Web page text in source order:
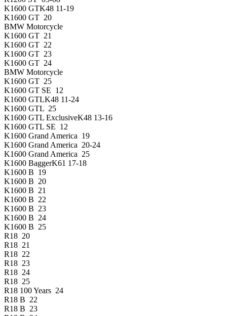
K1600 GTK48 11-19
K1600 GT 20
BMW Motorcycle
K1600 GT 21
K1600 GT 22
K1600 GT 23
K1600 GT 24
BMW Motorcycle
K1600 GT 25
K1600 GT SE 12
K1600 GTLK48 11-24
K1600 GTL 25
K1600 GTL ExclusiveK48 13-16
K1600 GTL SE 12
K1600 Grand America 19
K1600 Grand America 20-24
K1600 Grand America 25
K1600 BaggerK61 17-18
K1600 B 19
K1600 B 20
K1600 B 21
K1600 B 22
K1600 B 23
K1600 B 24
K1600 B 25
R18 20
R18 21
R18 22
R18 23
R18 24
R18 25
R18 100 Years 24
R18 B 22
R18 B 23